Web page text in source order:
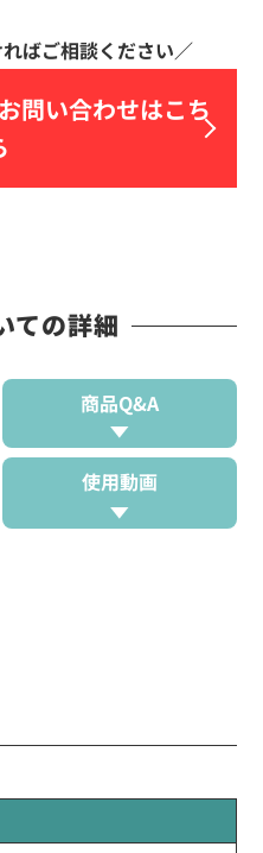
問い合わせはこち
ての詳細
商品Q&A
使用動画